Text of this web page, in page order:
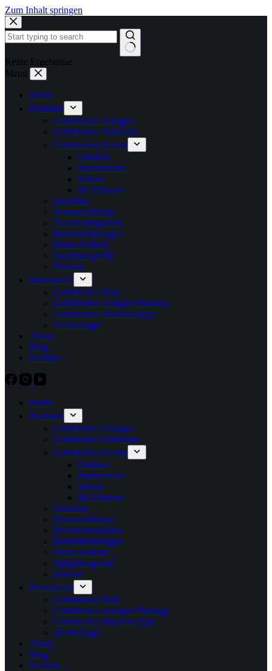
Zum Inhalt springen
Keine Ergebnisse
Menü
Home
Produkte
Calisthenics Anlagen
Calisthenics Stationen
Calisthenics Geräte
Outdoor
Barrierefreie
Indoor
für Zuhause
Slackline
Boxsackständer
Tischtennisplatten
Basketballanlagen
Panna Fußball
Spielplatzgeräte
Parkour
Ressourcen
Calisthenics Park
Calisthenics Anlagen Planung
Calisthenics Workout App
Technologie
About
Blog
Kontakt
Home
Produkte
Calisthenics Anlagen
Calisthenics Stationen
Calisthenics Geräte
Outdoor
Barrierefreie
Indoor
für Zuhause
Slackline
Boxsackständer
Tischtennisplatten
Basketballanlagen
Panna Fußball
Spielplatzgeräte
Parkour
Ressourcen
Calisthenics Park
Calisthenics Anlagen Planung
Calisthenics Workout App
Technologie
About
Blog
Kontakt